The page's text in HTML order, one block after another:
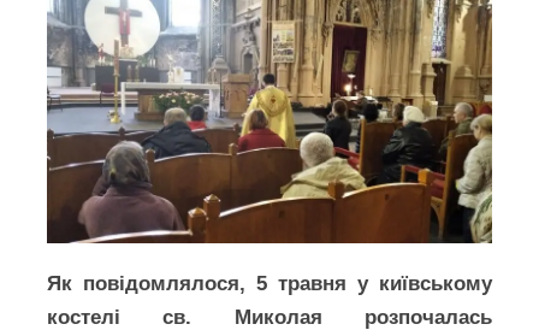
Як повідомлялося, 5 травня у київському
костелі св. Миколая розпочалась